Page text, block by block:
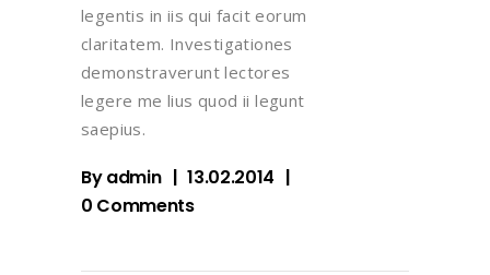
legentis in iis qui facit eorum
claritatem. Investigationes
demonstraverunt lectores
legere me lius quod ii legunt
saepius.
Byadmin
13.02.2014
0 Comments